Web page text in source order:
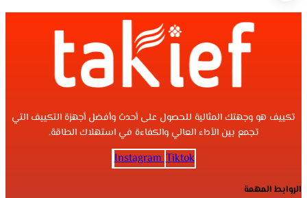
تكييف هو وجهتك المثالية للحصول على أحدث وأفضل أجهزة التكييف التي
تجمع بين الأداء العالي والكفاءة في استهلاك الطاقة.
Instagram Tiktok
الروابط المهمة